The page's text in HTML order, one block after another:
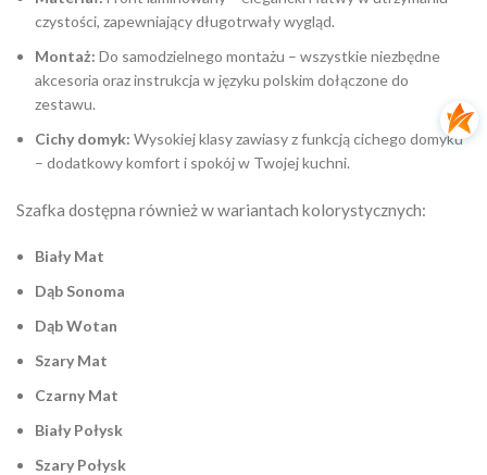
czystości, zapewniający długotrwały wygląd.
Montaż: Do samodzielnego montażu – wszystkie niezbędne
akcesoria oraz instrukcja w języku polskim dołączone do
zestawu.
Cichy domyk: Wysokiej klasy zawiasy z funkcją cichego domyku
– dodatkowy komfort i spokój w Twojej kuchni.
Szafka dostępna również w wariantach kolorystycznych:
Biały Mat
Dąb Sonoma
Dąb Wotan
Szary Mat
Czarny Mat
Biały Połysk
Szary Połysk